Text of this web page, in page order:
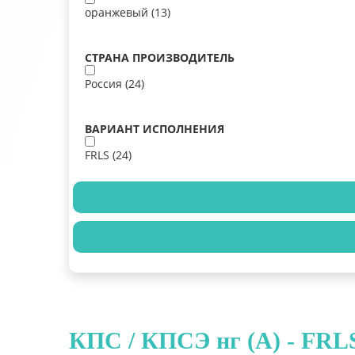
оранжевый (13)
СТРАНА ПРОИЗВОДИТЕЛЬ
Россия (24)
ВАРИАНТ ИСПОЛНЕНИЯ
FRLS (24)
КПС / КПСЭ нг (А) -